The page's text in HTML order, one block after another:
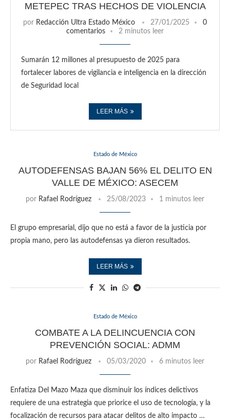
METEPEC TRAS HECHOS DE VIOLENCIA
por Redacción Ultra Estado México 27/01/2025
0
comentarios
2 minutos leer
Sumarán 12 millones al presupuesto de 2025 para
fortalecer labores de vigilancia e inteligencia en la dirección
de Seguridad local
LEER MÁS
Estado de México
AUTODEFENSAS BAJAN 56% EL DELITO EN
VALLE DE MÉXICO: ASECEM
por Rafael Rodríguez 25/08/2023 1 minutos leer
El grupo empresarial, dijo que no está a favor de la justicia por
propia mano, pero las autodefensas ya dieron resultados.
LEER MÁS
Estado de México
COMBATE A LA DELINCUENCIA CON
PREVENCIÓN SOCIAL: ADMM
por Rafael Rodríguez 05/03/2020 6 minutos leer
Enfatiza Del Mazo Maza que disminuir los índices delictivos
requiere de una estrategia que priorice el uso de tecnología, y la
focalización de recursos para atacar delitos de alto impacto …